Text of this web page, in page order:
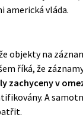
americká vláda.
objekty na
říká, že
zachyceny v
A